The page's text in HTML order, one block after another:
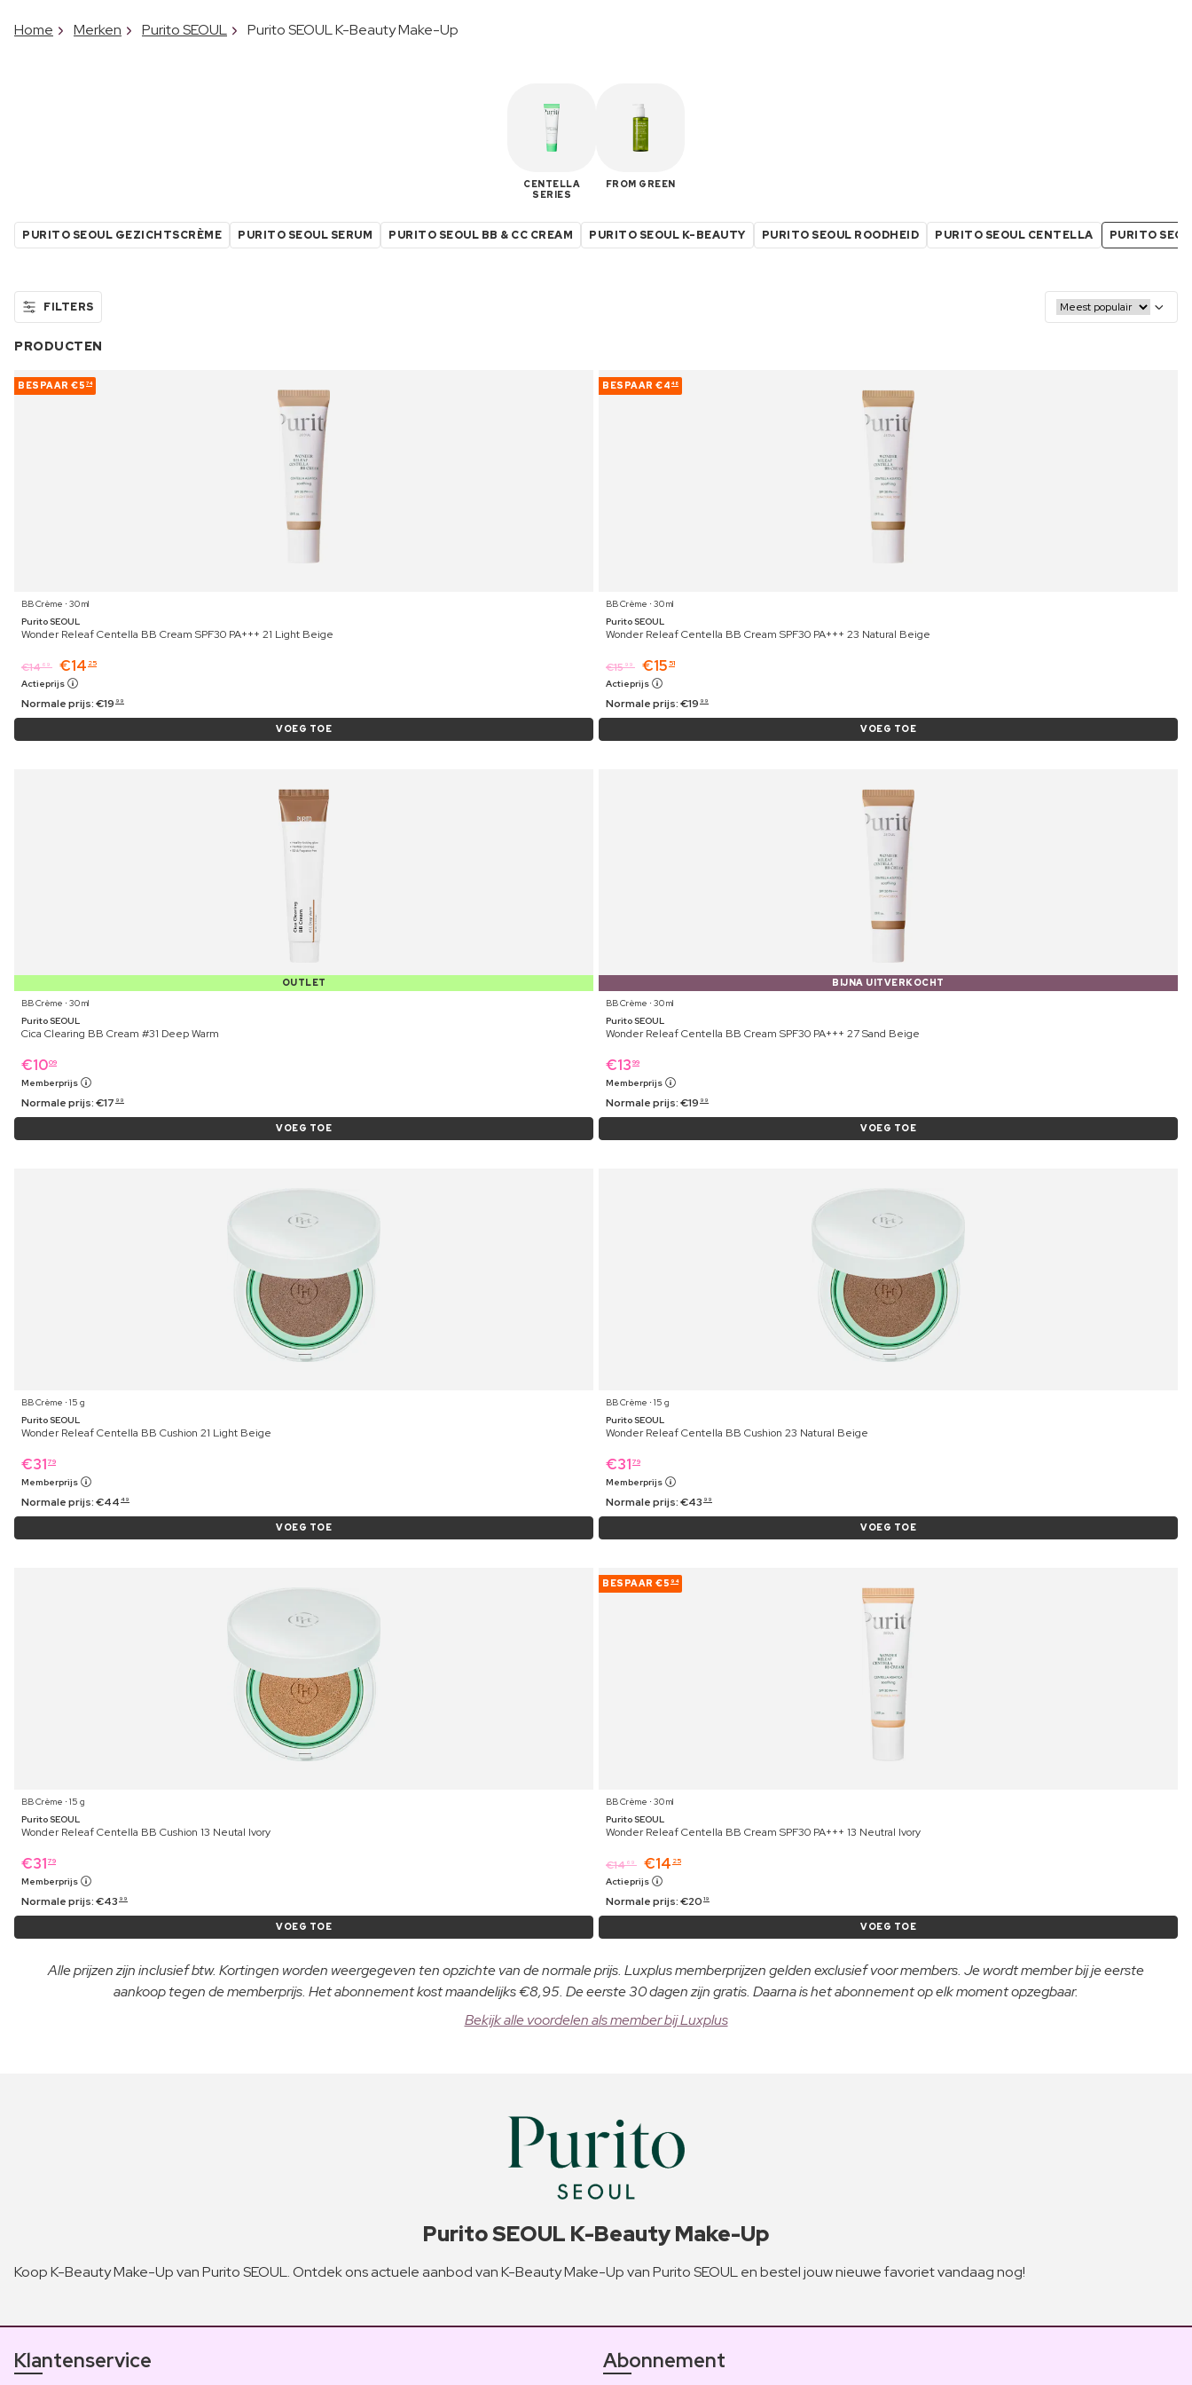
Home Merken Purito SEOUL Purito SEOUL K-Beauty Make-Up
CENTELLA
SERIES
FROM GREEN
PURITO SEOUL GEZICHTSCRÈME PURITO SEOUL SERUM PURITO SEOUL BB & CC CREAM PURITO SEOUL K-BEAUTY PURITO SEOUL ROODHEID PURITO SEOUL CENTELLA PURITO
FILTERS
PRODUCTEN
BESPAAR €5 74
BB Crème ⋅ 30 ml
Purito SEOUL
Wonder Releaf Centella BB Cream SPF30 PA+++ 21 Light Beige
€14 69 €14 25
Actieprijs
Normale prijs:€19 99
VOEG TOE
BESPAAR €4 48
BB Crème ⋅ 30 ml
Purito SEOUL
Wonder Releaf Centella BB Cream SPF30 PA+++ 23 Natural Beige
€15 99 €15 51
Actieprijs
Normale prijs:€19 99
VOEG TOE
OUTLET
BB Crème ⋅ 30 ml
Purito SEOUL
Cica Clearing BB Cream #31 Deep Warm
€1009
Memberprijs
Normale prijs:€17 99
VOEG TOE
BIJNA UITVERKOCHT
BB Crème ⋅ 30 ml
Purito SEOUL
Wonder Releaf Centella BB Cream SPF30 PA+++ 27 Sand Beige
€13 99
Memberprijs
Normale prijs:€19 99
VOEG TOE
BB Crème ⋅ 15 g
Purito SEOUL
Wonder Releaf Centella BB Cushion 21 Light Beige
€31 79
Memberprijs
Normale prijs:€44 49
VOEG TOE
BB Crème ⋅ 15 g
Purito SEOUL
Wonder Releaf Centella BB Cushion 23 Natural Beige
€31 79
Memberprijs
Normale prijs:€43 99
VOEG TOE
BB Crème ⋅ 15 g
Purito SEOUL
Wonder Releaf Centella BB Cushion 13 Neutal Ivory
€31 79
Memberprijs
Normale prijs:€43 99
VOEG TOE
BESPAAR €5 94
BB Crème ⋅ 30 ml
Purito SEOUL
Wonder Releaf Centella BB Cream SPF30 PA+++ 13 Neutral Ivory
€14 69 €14 25
Actieprijs
Normale prijs:€20 19
VOEG TOE
Alle prijzen zijn inclusief btw. Kortingen worden weergegeven ten opzichte van de normale prijs. Luxplus memberprijzen gelden exclusief voor members. Je wordt member bij je eerste
aankoop tegen de memberprijs. Het abonnement kost maandelijks €8,95. De eerste 30 dagen zijn gratis. Daarna is het abonnement op elk moment opzegbaar.
Bekijk alle voordelen als member bij Luxplus
Purito SEOUL K-Beauty Make-Up
Koop K-Beauty Make-Up van Purito SEOUL. Ontdek ons actuele aanbod van K-Beauty Make-Up van Purito SEOUL en bestel jouw nieuwe favoriet vandaag nog!
Klantenservice Abonnement